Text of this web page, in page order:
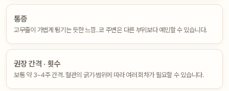
통증
고무줄이 가볍게 튕기는 듯한 느낌. 코 주변은 다른 부위보다 예민할 수 있습니다.
권장 간격 · 횟수
보통 약 3~4주 간격. 혈관의 굵기·범위에 따라 여러 회차가 필요할 수 있습니다.